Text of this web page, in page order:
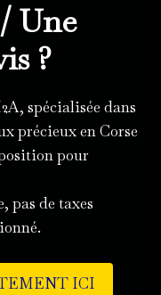
Une
?
spécialisée dans
précieux en Corse
pour
pas de taxes
ICI